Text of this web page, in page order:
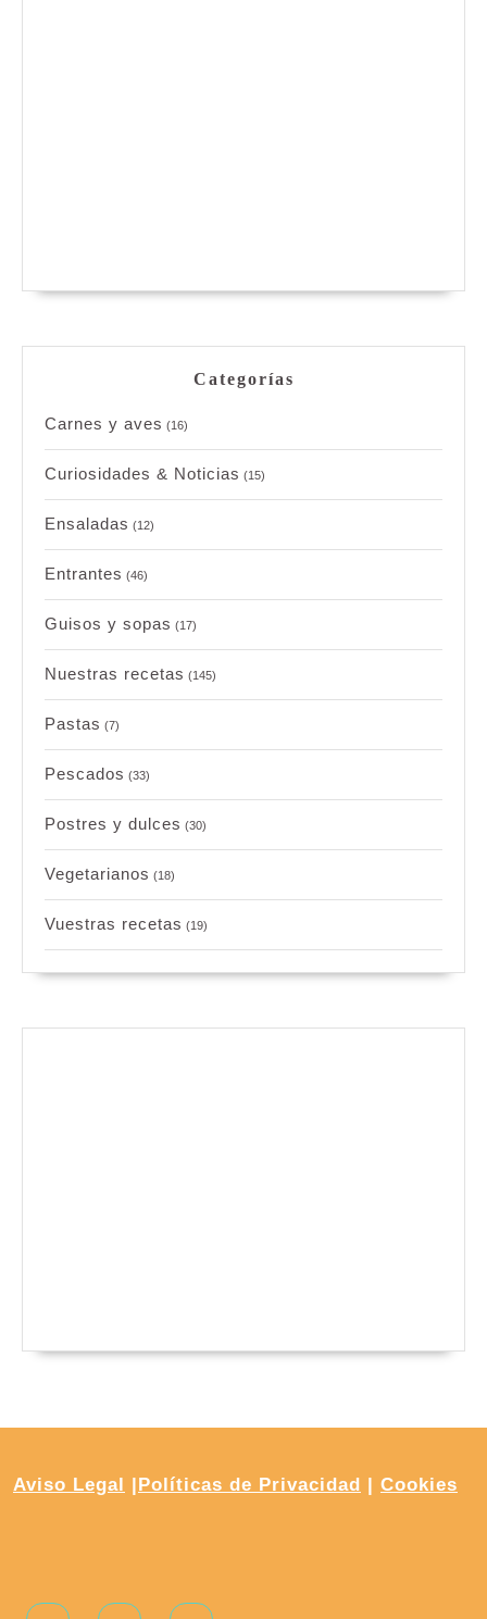
Categorías
Carnes y aves (16)
Curiosidades & Noticias (15)
Ensaladas (12)
Entrantes (46)
Guisos y sopas (17)
Nuestras recetas (145)
Pastas (7)
Pescados (33)
Postres y dulces (30)
Vegetarianos (18)
Vuestras recetas (19)
Aviso Legal |Políticas de Privacidad | Cookies